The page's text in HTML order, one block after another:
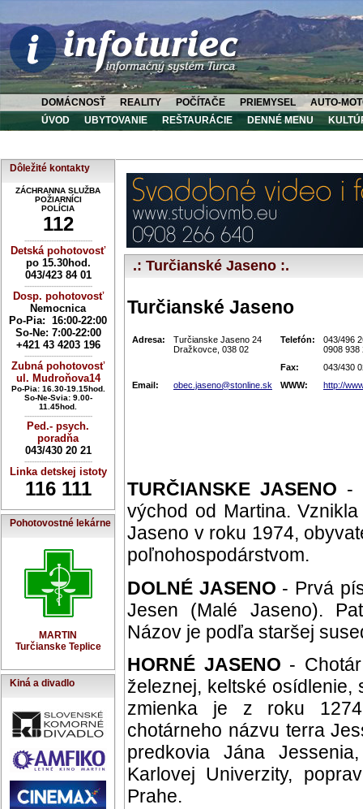
DOMÁCNOSŤ REALITY POČÍTAČE PRIEMYSEL
AUTO-
ÚVOD
UBYTOVANIE REŠTAURÁCIE DENNÉ MENU
Dôležité kontakty
ZÁCHRANNA SLUŽBA
POŽIARNÍCI
POLÍCIA
112
----------------------------
Detská pohotovosť
po 15.30hod.
043/423 84 01
----------------------------
Dosp. pohotovosť
Nemocnica
Po-Pia: 16:00-22:00
So-Ne: 7:00-22:00
+421 43 4203 196
----------------------------
Zubná pohotovosť
ul. Mudroňova14
Po-Pia: 16.30-19.15hod.
So-Ne-Svia: 9.00-
11.45hod.
----------------------------
Ped.- psych.
poradňa
043/430 20 21
----------------------------
Linka detskej istoty
116 111
Pohotovostné lekárne
MARTIN
Turčianske Teplice
Kiná a divadlo
.: Turčianské Jaseno :.
Turčianské Jaseno
Adresa:
Turčianske Jaseno 24
Dražkovce, 038 02
Telefón:
043/496
0908 938
Fax:
043/430
Email:
obec.jaseno@stonline.sk WWW: http://
TURČIANSKE JASENO -
východ od Martina.
Jaseno v roku 1974,
poľnohospodárstvom.
DOLNÉ JASENO - Prvá
Jesen (Malé Jaseno).
Názov je podľa staršej
HORNÉ JASENO -
železnej, keltské osídlenie,
zmienka je z roku
chotárneho názvu terra
predkovia Jána
Karlovej Univerzity,
Prahe.